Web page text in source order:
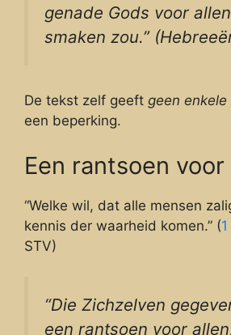
genade Gods voor
smaken zou.”
De tekst zelf geeft geen enkele
een beperking.
Een rantsoen voor
“Welke wil, dat alle mensen
kennis der waarheid komen.” (
STV)
“Die Zichzelven
een rantsoen voor